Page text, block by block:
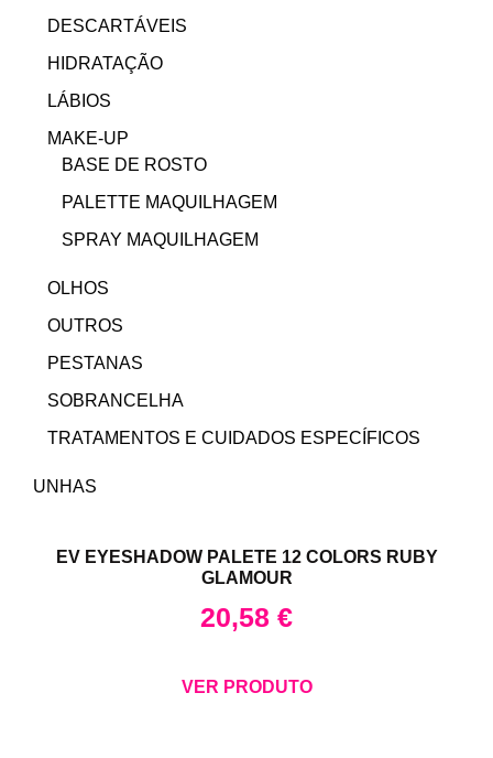
EV EYESHADOW PALETE 12 COLORS RUBY
GLAMOUR
20,58 €
VER PRODUTO
DESCARTÁVEIS
HIDRATAÇÃO
LÁBIOS
MAKE-UP
BASE DE ROSTO
PALETTE MAQUILHAGEM
SPRAY MAQUILHAGEM
OLHOS
OUTROS
PESTANAS
SOBRANCELHA
TRATAMENTOS E CUIDADOS ESPECÍFICOS
UNHAS